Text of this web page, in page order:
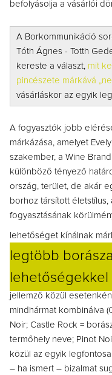
befolyásolja a vásárlói
A Borkommunikáció
Tóth Ágnes - Totth
kereste a választ, mit
pincészete márkává
vásárláskor az egyik
A fogyasztók jobb
márkázása, amelyet
szakember, a Wine
különböző tényező
ország, terület, de akár
borhoz társított
fogyasztásának
lehetőséget kínálnak
legtöbb
lehetőségekkel
jellemző közül
mindhármat kombinálva
Noir; Castle Rock =
termőhely neve; Pinot
közül az egyik
– ha ismert – bizalmat